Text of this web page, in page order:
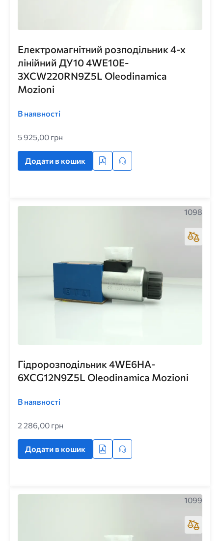
Електромагнітний розподільник 4-х
лінійний ДУ10 4WE10E-
3XCW220RN9Z5L Oleodinamica
Mozioni
В наявності
5 925,00 грн
Додати в кошик
Гідророзподільник 4WE6HA-
6XCG12N9Z5L Oleodinamica Mozioni
В наявності
2 286,00 грн
Додати в кошик
1098
1099